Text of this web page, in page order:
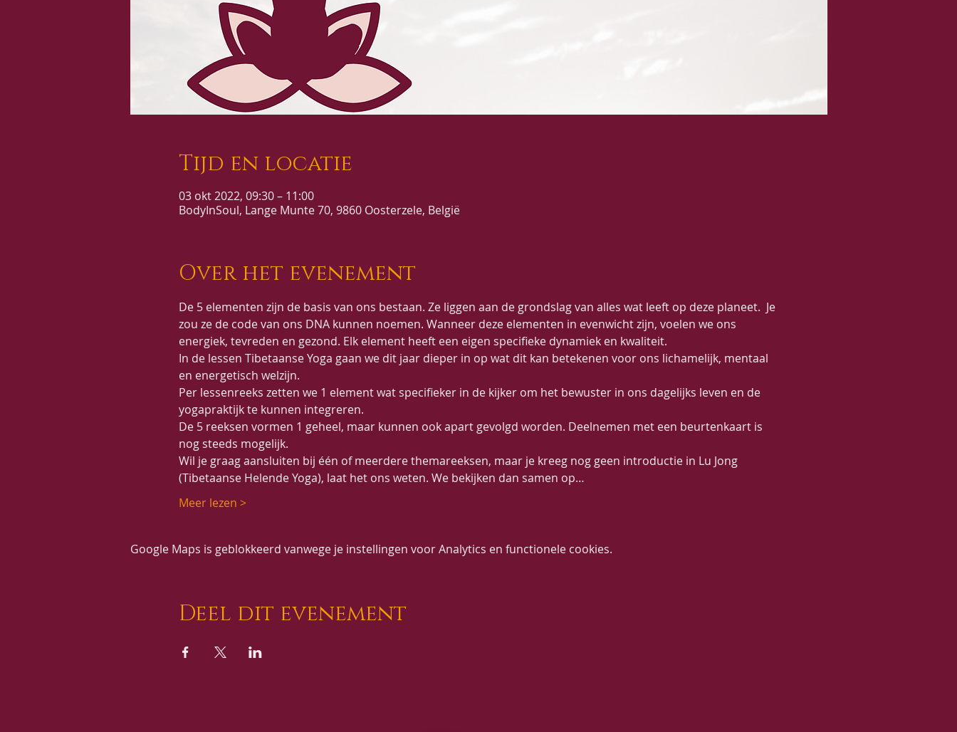
Tijd en locatie
03 okt 2022, 09:30 – 11:00
BodyInSoul, Lange Munte 70, 9860 Oosterzele, België
Over het evenement
De 5 elementen zijn de basis van ons bestaan. Ze liggen aan de grondslag van alles wat leeft op deze planeet.  Je
zou ze de code van ons DNA kunnen noemen. Wanneer deze elementen in evenwicht zijn, voelen we ons
energiek, tevreden en gezond. Elk element heeft een eigen specifieke dynamiek en kwaliteit.
In de lessen Tibetaanse Yoga gaan we dit jaar dieper in op wat dit kan betekenen voor ons lichamelijk, mentaal
en energetisch welzijn.
Per lessenreeks zetten we 1 element wat specifieker in de kijker om het bewuster in ons dagelijks leven en de
yogapraktijk te kunnen integreren.
De 5 reeksen vormen 1 geheel, maar kunnen ook apart gevolgd worden. Deelnemen met een beurtenkaart is
nog steeds mogelijk.
Wil je graag aansluiten bij één of meerdere themareeksen, maar je kreeg nog geen introductie in Lu Jong
(Tibetaanse Helende Yoga), laat het ons weten. We bekijken dan samen op…
Meer lezen >
Google Maps is geblokkeerd vanwege je instellingen voor Analytics en functionele cookies.
Deel dit evenement